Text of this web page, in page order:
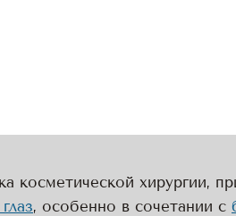
косметической хирургии,
, особенно в сочетании с